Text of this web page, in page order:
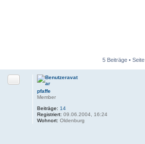
5 Beiträge • Seite
pfaffe
Member
Beiträge: 14
Registriert: 09.06.2004, 16:24
Wohnort: Oldenburg
Zitat